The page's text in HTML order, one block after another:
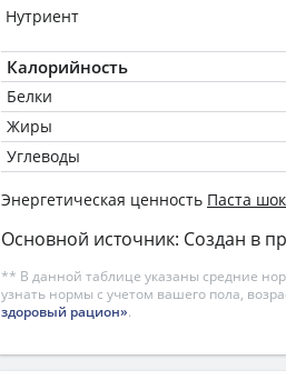
Нутриент
Калорийность
Белки
Жиры
Углеводы
Энергетическая ценность Паста
Основной источник: Создан в
** В данной таблице указаны средние
узнать нормы с учетом вашего пола,
здоровый рацион».